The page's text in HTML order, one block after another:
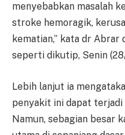
menyebabkan masalah
stroke hemoragik,
kematian,” kata dr Abrar
seperti dikutip, Senin
Lebih lanjut ia
penyakit ini dapat terjadi
Namun, sebagian besar